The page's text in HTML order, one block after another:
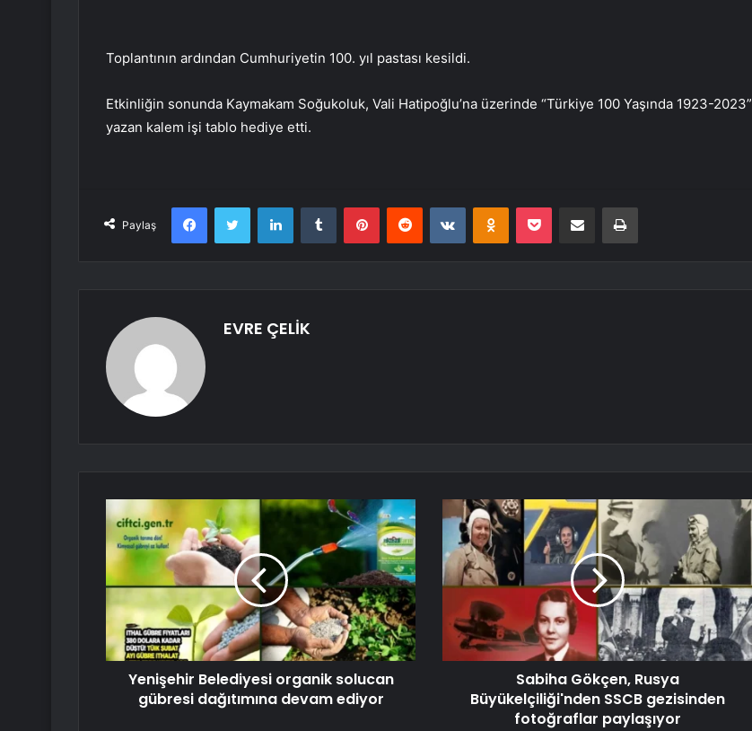
Toplantının ardından Cumhuriyetin 100. yıl pastası kesildi.
Etkinliğin sonunda Kaymakam Soğukoluk, Vali Hatipoğlu’na üzerinde “Türkiye 100 Yaşında 1923-2023”
yazan kalem işi tablo hediye etti.
Paylaş
FacebookTwitter LinkedInTumblr PinterestReddit VKontakteOdnoklassniki
Pocket E-Posta ile paylaş Yazdır
EVRE ÇELİK
Yenişehir Belediyesi organik solucan
gübresi dağıtımına devam ediyor
Sabiha Gökçen, Rusya
Büyükelçiliği'nden SSCB gezisinden
fotoğraflar paylaşıyor